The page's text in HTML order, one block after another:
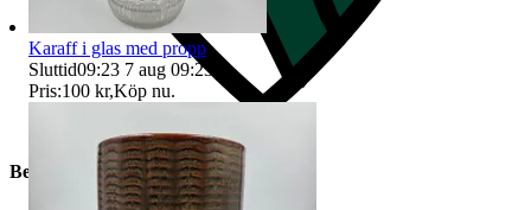
Beskrivning
Karaff i glas med propp
Sluttid09:23 7 aug 09:23
Pris:100 kr,Köp nu.